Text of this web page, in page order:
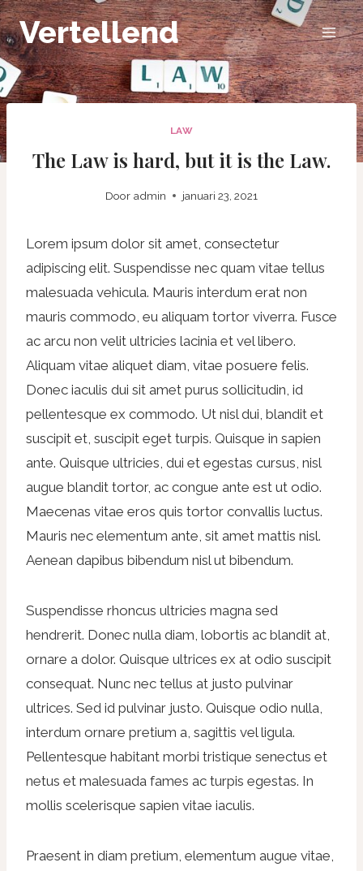
Doorgaan
naar
inhoud
Vertellend
LAW
The Law is hard, but it is the Law.
Door admin januari 23, 2021
Lorem ipsum dolor sit amet, consectetur
adipiscing elit. Suspendisse nec quam vitae tellus
malesuada vehicula. Mauris interdum erat non
mauris commodo, eu aliquam tortor viverra. Fusce
ac arcu non velit ultricies lacinia et vel libero.
Aliquam vitae aliquet diam, vitae posuere felis.
Donec iaculis dui sit amet purus sollicitudin, id
pellentesque ex commodo. Ut nisl dui, blandit et
suscipit et, suscipit eget turpis. Quisque in sapien
ante. Quisque ultricies, dui et egestas cursus, nisl
augue blandit tortor, ac congue ante est ut odio.
Maecenas vitae eros quis tortor convallis luctus.
Mauris nec elementum ante, sit amet mattis nisl.
Aenean dapibus bibendum nisl ut bibendum.
Suspendisse rhoncus ultricies magna sed
hendrerit. Donec nulla diam, lobortis ac blandit at,
ornare a dolor. Quisque ultrices ex at odio suscipit
consequat. Nunc nec tellus at justo pulvinar
ultrices. Sed id pulvinar justo. Quisque odio nulla,
interdum ornare pretium a, sagittis vel ligula.
Pellentesque habitant morbi tristique senectus et
netus et malesuada fames ac turpis egestas. In
mollis scelerisque sapien vitae iaculis.
Praesent in diam pretium, elementum augue vitae,